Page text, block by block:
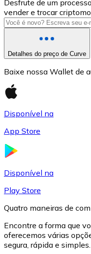
USDC
Desfrute de um
vender e trocar
Detalhes do preço de Curve
Baixe nossa Wallet de
Disponível na
App Store
Disponível na
Play Store
Quatro maneiras de
Encontre a forma que
oferecemos várias
segura, rápida e simples.